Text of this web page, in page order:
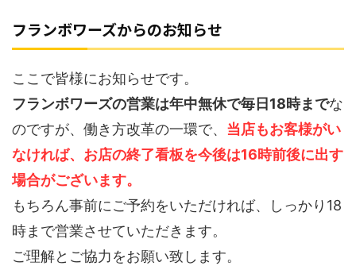
フランボワーズからのお知らせ
ここで皆様にお知らせです。
フランボワーズの営業は年中無休で毎日18時までな
のですが、働き方改革の一環で、 当店もお客様がい
なければ、お店の終了看板を今後は16時前後に出す
場合がございます。
もちろん事前にご予約をいただければ、しっかり18
時まで営業させていただきます。
ご理解とご協力をお願い致します。